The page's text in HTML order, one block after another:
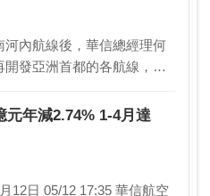
內航線後，華信總經理何
發亞洲首都的各航線，並
隊的服務陣容。 另繼華航後，華…
元年減2.74% 1-4月達
12日 05/12 17:35 華信航空